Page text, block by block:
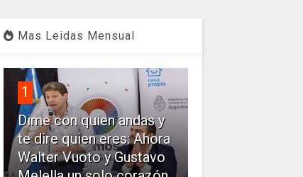
Mas Leidas Mensual
1
Dime con quien andas y
te dire quien eres: Ahora
Walter Vuoto y Gustavo